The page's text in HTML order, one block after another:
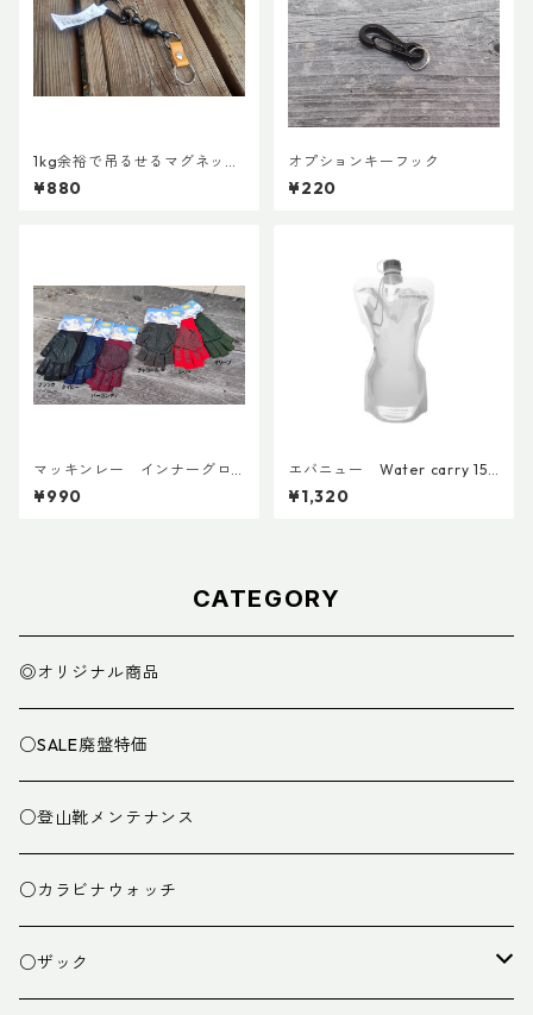
1kg余裕で吊るせるマグネット
キーホルダー
¥880
オプションキーフック
¥220
マッキンレー インナーグロ
ーブ ノンスリップショート
¥990
エバニュー Water carry 150
0ml Grey
¥1,320
CATEGORY
◎オリジナル商品
○SALE廃盤特価
○登山靴メンテナンス
○カラビナウォッチ
○ザック